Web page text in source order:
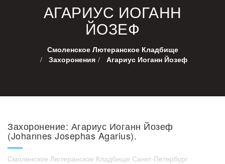
АГАРИУС ИОГАНН
ЙОЗЕФ
Смоленское Лютеранское Кладбище
Захоронения
Агариус Иоганн Йозеф
Захоронение: Агариус Иоганн Йозеф
(Johannes Josephas Agarius).
Смоленское Лютеранское Кладбище Санкт-Петербург